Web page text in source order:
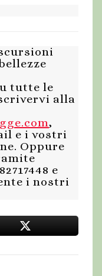
tutte le
alla
,
e i vostri
Oppure
e
i nostri